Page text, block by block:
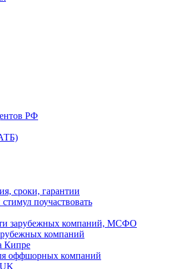
РФ
сроки, гарантии
поучаствовать
зарубежных компаний, МСФО
компаний
Кипре
оффшорных компаний